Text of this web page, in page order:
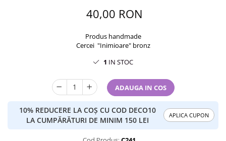
40,00 RON
Produs handmade
Cercei "Inimioare" bronz
1 IN STOC
ADAUGA IN COS
10% REDUCERE LA COȘ CU COD DECO10
LA CUMPĂRĂTURI DE MINIM 150 LEI
APLICA CUPON